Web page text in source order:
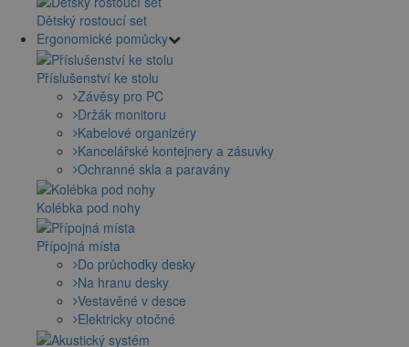
Dětský rostoucí set
Ergonomické pomůcky
Příslušenství ke stolu
Závěsy pro PC
Držák monitoru
Kabelové organizéry
Kancelářské kontejnery a zásuvky
Ochranné skla a paravány
Kolébka pod nohy
Přípojná místa
Do průchodky desky
Na hranu desky
Vestavěné v desce
Elektricky otočné